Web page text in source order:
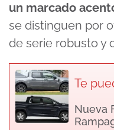
un marcado
se distinguen por
de serie robusto y
Te
Nueva